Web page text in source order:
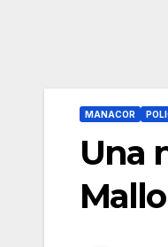
MANACOR
Una